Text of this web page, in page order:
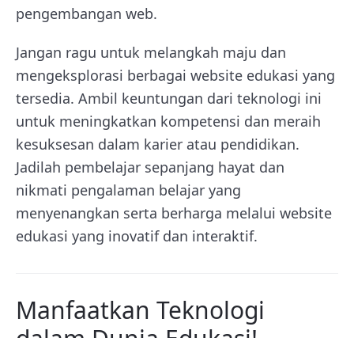
pengembangan web.
Jangan ragu untuk melangkah maju dan
mengeksplorasi berbagai website edukasi yang
tersedia. Ambil keuntungan dari teknologi ini
untuk meningkatkan kompetensi dan meraih
kesuksesan dalam karier atau pendidikan.
Jadilah pembelajar sepanjang hayat dan
nikmati pengalaman belajar yang
menyenangkan serta berharga melalui website
edukasi yang inovatif dan interaktif.
Manfaatkan Teknologi